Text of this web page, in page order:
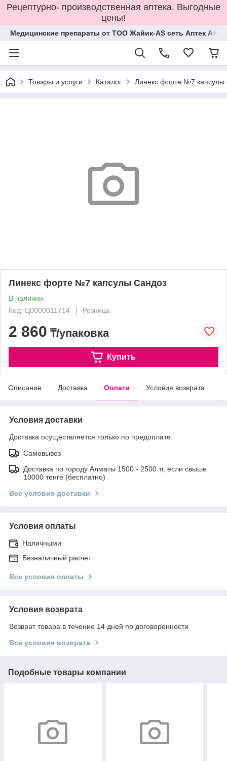
Рецептурно- производственная аптека. Выгодные
цены!
Медицинские препараты от ТОО Жайик-AS сеть Аптек А+
Товары и услуги Каталог Линекс форте №7 капсулы
Линекс форте №7 капсулы Сандоз
В наличии
Код: Ц0000011714
Розница
2 860 ₸/упаковка
Купить
Описание Доставка Оплата Условия возврата
Условия доставки
Доставка осуществляется только по предоплате.
Самовывоз
Доставка по городу Алматы 1500 - 2500 тг, если свыше
10000 тенге (бесплатно)
Все условия доставки
Условия оплаты
Наличными
Безналичный расчет
Все условия оплаты
Условия возврата
Возврат товара в течение 14 дней по договоренности
Все условия возврата
Подобные товары компании